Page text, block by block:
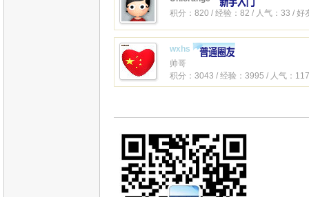
积分：820 / 经验：82 / 人气：33 / 好
wxhs
帅哥
积分：3043 / 经验：3995 / 人气：